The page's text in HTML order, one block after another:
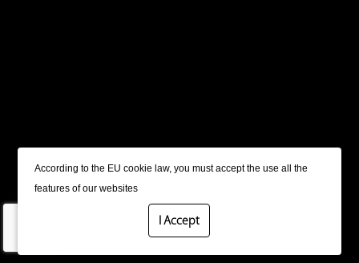
According to the EU cookie law, you must accept the use all the
features of our websites
I Accept